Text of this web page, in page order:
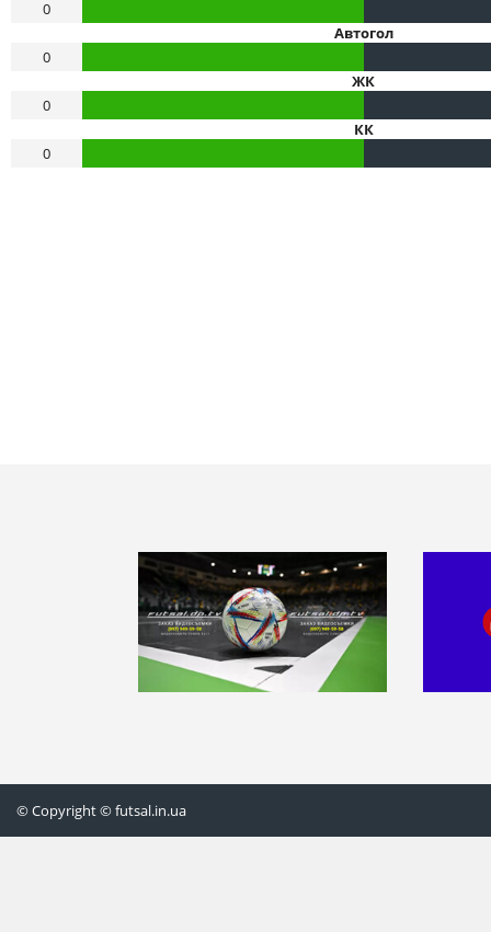
0
Автогол
0
ЖК
0
КК
0
© Copyright © futsal.in.ua